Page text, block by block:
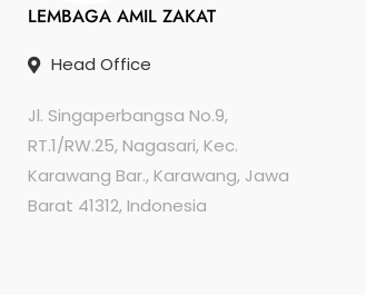
LEMBAGA AMIL ZAKAT
Head Office
Jl. Singaperbangsa No.9,
RT.1/RW.25, Nagasari, Kec.
Karawang Bar., Karawang, Jawa
Barat 41312, Indonesia